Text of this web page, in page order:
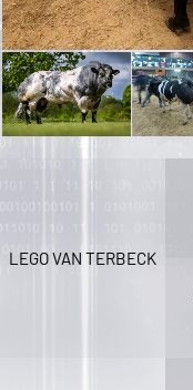
LEGO VAN TERBECK